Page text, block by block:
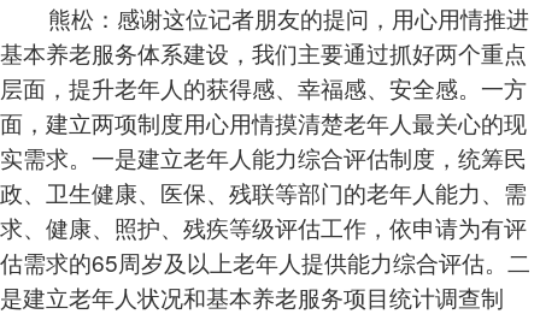
熊松：感谢这位记者朋友的提问，用心用情推进
基本养老服务体系建设，我们主要通过抓好两个重点
层面，提升老年人的获得感、幸福感、安全感。一方
面，建立两项制度用心用情摸清楚老年人最关心的现
实需求。一是建立老年人能力综合评估制度，统筹民
政、卫生健康、医保、残联等部门的老年人能力、需
求、健康、照护、残疾等级评估工作，依申请为有评
估需求的65周岁及以上老年人提供能力综合评估。二
是建立老年人状况和基本养老服务项目统计调查制